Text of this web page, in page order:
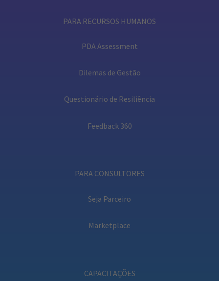
PARA RECURSOS HUMANOS
PDA Assessment
Dilemas de Gestão
Questionário de Resiliência
Feedback 360
PARA CONSULTORES
Seja Parceiro
Marketplace
CAPACITAÇÕES